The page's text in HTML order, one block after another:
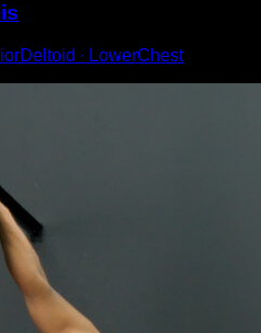
∙ LowerChest